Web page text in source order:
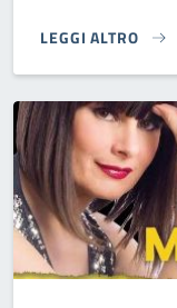
LEGGI ALTRO
RIMBALZI DI